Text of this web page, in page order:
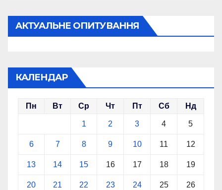
АКТУАЛЬНЕ ОПИТУВАННЯ
КАЛЕНДАР
Пн Вт Ср Чт Пт Сб Нд
1 2 3 4 5
6 7 8 9 10 11 12
13 14 15 16 17 18 19
20 21 22 23 24 25 26